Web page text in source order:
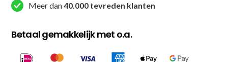
Meer dan40.000 tevreden klanten
Betaal gemakkelijk met o.a.